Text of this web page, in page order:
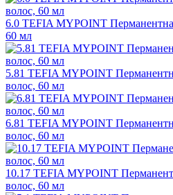
6.0 TEFIA MYPOINT
60 мл
5.81 TEFIA MYPOINT
волос, 60 мл
6.81 TEFIA MYPOINT
волос, 60 мл
10.17 TEFIA MYPOINT
волос, 60 мл